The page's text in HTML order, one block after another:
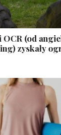
(od
zyskały